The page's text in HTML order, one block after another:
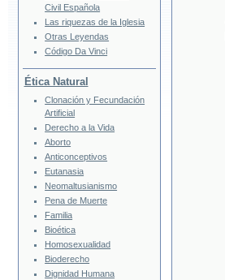
Civil Española
Las riquezas de la Iglesia
Otras Leyendas
Código Da Vinci
Ética Natural
Clonación y Fecundación
Artificial
Derecho a la Vida
Aborto
Anticonceptivos
Eutanasia
Neomaltusianismo
Pena de Muerte
Familia
Bioética
Homosexualidad
Bioderecho
Dignidad Humana